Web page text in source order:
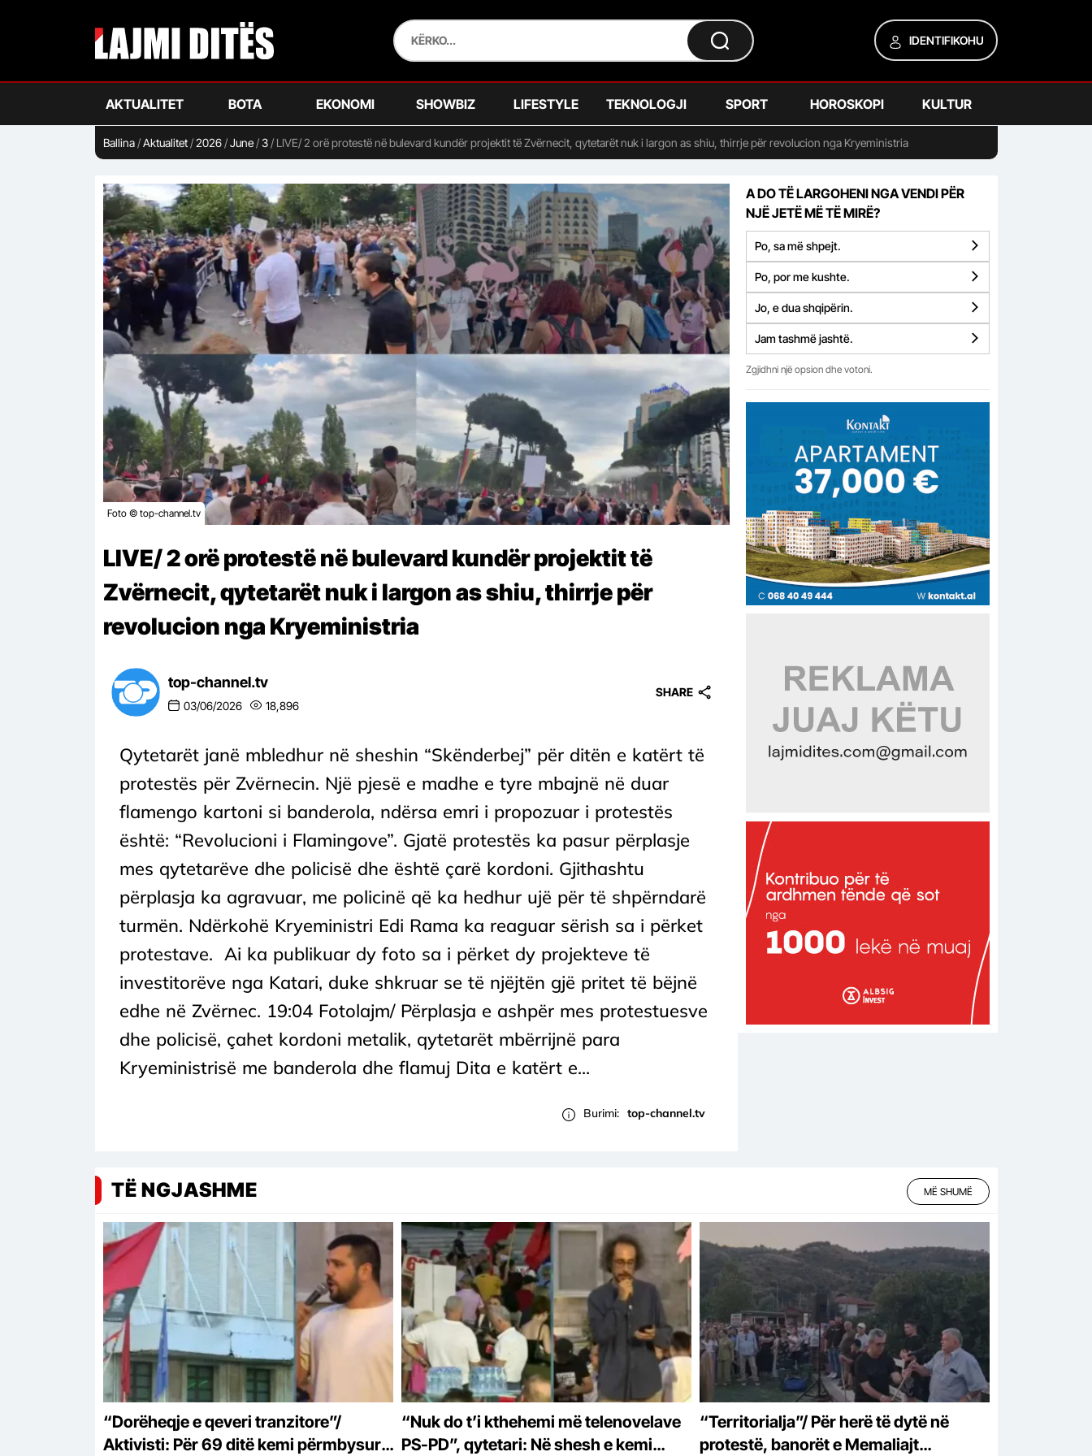
IDENTIFIKOHU
AKTUALITET BOTA EKONOMI SHOWBIZ LIFESTYLE TEKNOLOGJI SPORT HOROSKOPI KULTUR
Ballina/Aktualitet/2026/June/3/ LIVE/ 2 orë protestë në bulevard kundër projektit të Zvërnecit, qytetarët nuk i largon as shiu, thirrje për revolucion nga Kryeministria
Foto © top-channel.tv
LIVE/ 2 orë protestë në bulevard kundër projektit të
Zvërnecit, qytetarët nuk i largon as shiu, thirrje për
revolucion nga Kryeministria
top-channel.tv
03/06/2026 18,896
SHARE
Qytetarët janë mbledhur në sheshin “Skënderbej” për ditën e katërt të
protestës për Zvërnecin. Një pjesë e madhe e tyre mbajnë në duar
flamengo kartoni si banderola, ndërsa emri i propozuar i protestës
është: “Revolucioni i Flamingove”. Gjatë protestës ka pasur përplasje
mes qytetarëve dhe policisë dhe është çarë kordoni. Gjithashtu
përplasja ka agravuar, me policinë që ka hedhur ujë për të shpërndarë
turmën. Ndërkohë Kryeministri Edi Rama ka reaguar sërish sa i përket
protestave. Ai ka publikuar dy foto sa i përket dy projekteve të
investitorëve nga Katari, duke shkruar se të njëjtën gjë pritet të bëjnë
edhe në Zvërnec. 19:04 Fotolajm/ Përplasja e ashpër mes protestuesve
dhe policisë, çahet kordoni metalik, qytetarët mbërrijnë para
Kryeministrisë me banderola dhe flamuj Dita e katërt e...
Burimi: top-channel.tv
A DO TË LARGOHENI NGA VENDI PËR
NJË JETË MË TË MIRË?
Po, sa më shpejt.
Po, por me kushte.
Jo, e dua shqipërin.
Jam tashmë jashtë.
Zgjidhni një opsion dhe votoni.
TË NGJASHME MË SHUMË
“Dorëheqje e qeveri tranzitore”/
Aktivisti: Për 69 ditë kemi përmbysur
“Nuk do t’i kthehemi më telenovelave
PS-PD”, qytetari: Në shesh e kemi
“Territorialja”/ Për herë të dytë në
protestë, banorët e Memaliajt